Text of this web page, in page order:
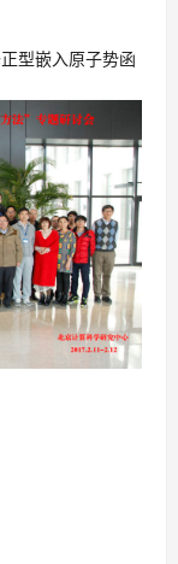
型嵌入原子势函